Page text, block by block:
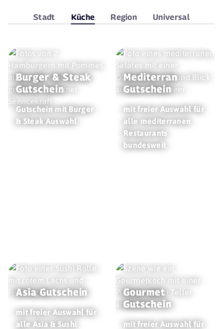
Stadt Küche Region Universal
Burger & Steak
Gutschein
Gutschein mit Burger
& Steak Auswahl
Mediterran
Gutschein
mit freier Auswahl für
alle mediterranen
Restaurants
bundesweit
Asia Gutschein
mit freier Auswahl für
alle Asia & Sushi
Gourmet
Gutschein
mit freier Auswahl für